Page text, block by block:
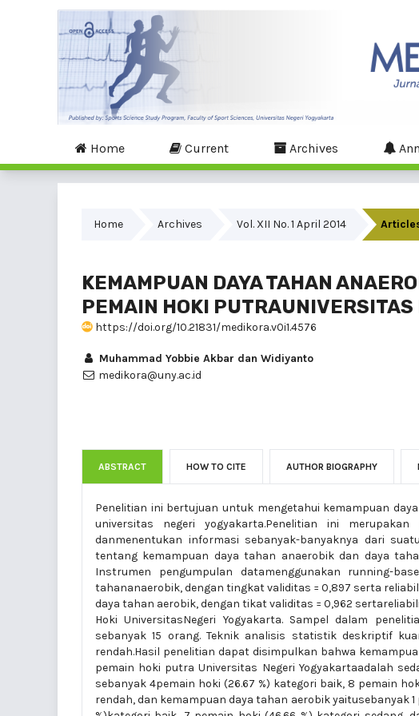
Home Current Archives
Home Archives Vol. XII No. 1 April 2014
KEMAMPUAN DAYA TAHAN
PEMAIN HOKI PUTRAUNIVERSITAS
https://doi.org/10.21831/medikora.v0i1.4576
Muhammad Yobbie Akbar dan Widiyanto
medikora@uny.ac.id
ABSTRACT HOW TO CITE AUTHOR BIOGRAPHY
Penelitian ini bertujuan untuk mengetahui kemampuan
universitas negeri yogyakarta.Penelitian ini
danmenentukan informasi sebanyak-banyaknya dari
tentang kemampuan daya tahan anaerobik dan daya
Instrumen pengumpulan datamenggunakan running-
tahananaerobik, dengan tingkat validitas = 0,897 serta
daya tahan aerobik, dengan tikat validitas = 0,962
Hoki UniversitasNegeri Yogyakarta. Sampel dalam
sebanyak 15 orang. Teknik analisis statistik deskriptif
rendah.Hasil penelitian dapat disimpulkan bahwa
pemain hoki putra Universitas Negeri Yogyakartaadalah
sebanyak 4pemain hoki (26.67 %) kategori baik, 8 pemain
rendah, dan kemampuan daya tahan aerobik yaitusebanyak